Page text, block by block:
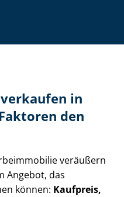
in
den
veräußern
Angebot, das
können: Kaufpreis,